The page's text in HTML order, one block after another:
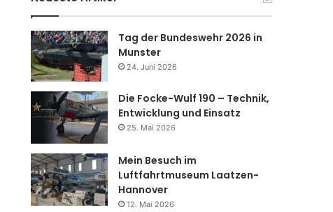
Tag der Bundeswehr 2026 in
Munster
24. Juni 2026
Die Focke-Wulf 190 – Technik,
Entwicklung und Einsatz
25. Mai 2026
Mein Besuch im
Luftfahrtmuseum Laatzen-
Hannover
12. Mai 2026